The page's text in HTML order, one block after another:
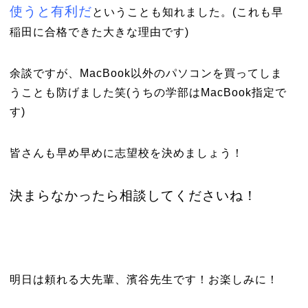
使うと有利だということも知れました。(これも早
稲田に合格できた大きな理由です)
余談ですが、MacBook以外のパソコンを買ってしま
うことも防げました笑(うちの学部はMacBook指定で
す)
皆さんも早め早めに志望校を決めましょう！
決まらなかったら相談してくださいね！
明日は頼れる大先輩、濱谷先生です！お楽しみに！